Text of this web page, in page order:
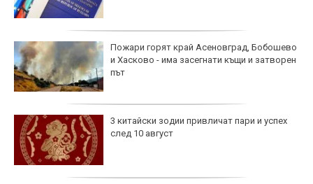
Пожари горят край Асеновград, Бобошево
и Хасково - има засегнати къщи и затворен
път
3 китайски зодии привличат пари и успех
след 10 август